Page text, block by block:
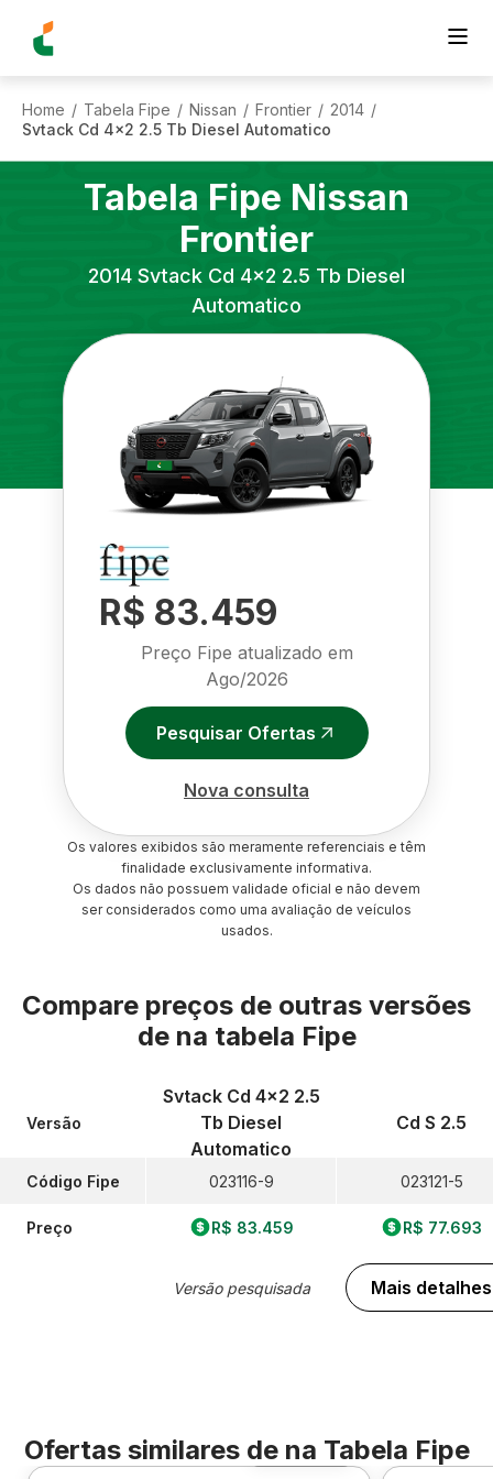
Home / Tabela Fipe / Nissan / Frontier / 2014 /
Svtack Cd 4x2 2.5 Tb Diesel Automatico
Tabela Fipe Nissan
Frontier
2014 Svtack Cd 4x2 2.5 Tb Diesel
Automatico
R$ 83.459
Preço Fipe atualizado em
Ago/2026
Pesquisar Ofertas
Nova consulta
Os valores exibidos são meramente referenciais e têm
finalidade exclusivamente informativa.
Os dados não possuem validade oficial e não devem
ser considerados como uma avaliação de veículos
usados.
Compare preços de outras versões
de na tabela Fipe
Versão
Código Fipe
Preço
Svtack Cd 4x2 2.5
Tb Diesel
Automatico
023116-9
R$ 83.459
Versão pesquisada
Cd S 2.5
023121-5
R$ 77.693
Mais detalhes
Ofertas similares de na Tabela Fipe
Foto 360º